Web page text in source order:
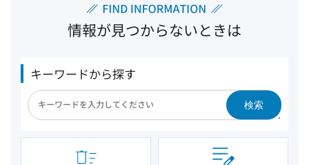
情報が見つからないときは
キーワードから探す
検索